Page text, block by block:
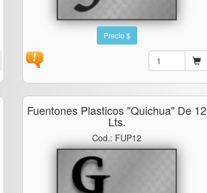
Precio $
Fuentones Plasticos "quichua" De 12
Lts.
Cod.: FUP12